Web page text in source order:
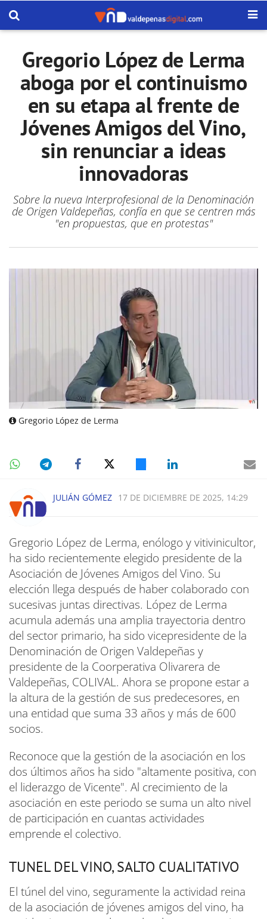
Gregorio López de Lerma
aboga por el continuismo
en su etapa al frente de
Jóvenes Amigos del Vino,
sin renunciar a ideas
innovadoras
Sobre la nueva Interprofesional de la Denominación
de Origen Valdepeñas, confía en que se centren más
"en propuestas, que en protestas"
Gregorio López de Lerma
JULIÁN GÓMEZ 17 DE DICIEMBRE DE 2025, 14:29
Gregorio López de Lerma, enólogo y vitivinicultor,
ha sido recientemente elegido presidente de la
Asociación de Jóvenes Amigos del Vino. Su
elección llega después de haber colaborado con
sucesivas juntas directivas. López de Lerma
acumula además una amplia trayectoria dentro
del sector primario, ha sido vicepresidente de la
Denominación de Origen Valdepeñas y
presidente de la Coorperativa Olivarera de
Valdepeñas, COLIVAL. Ahora se propone estar a
la altura de la gestión de sus predecesores, en
una entidad que suma 33 años y más de 600
socios.
Reconoce que la gestión de la asociación en los
dos últimos años ha sido "altamente positiva, con
el liderazgo de Vicente". Al crecimiento de la
asociación en este periodo se suma un alto nivel
de participación en cuantas actividades
emprende el colectivo.
TUNEL DEL VINO, SALTO CUALITATIVO
El túnel del vino, seguramente la actividad reina
de la asociación de jóvenes amigos del vino, ha